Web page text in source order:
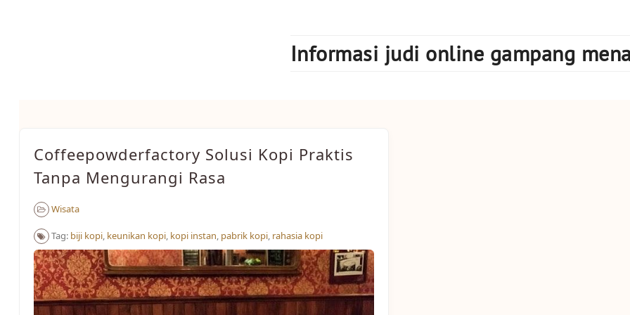
Informasi judi online gampang
Coffeepowderfactory Solusi Kopi Praktis
Tanpa Mengurangi Rasa
Wisata
Tag: biji kopi, keunikan kopi, kopi instan, pabrik kopi, rahasia kopi